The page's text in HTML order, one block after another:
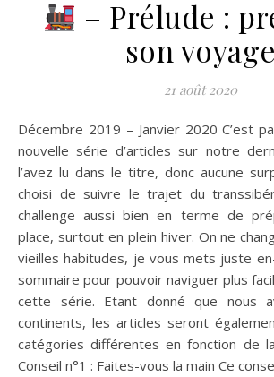
– Prélude :
son voyage
21 août 2020
Décembre 2019 – Janvier 2020 C’est parti ! J’attaque une
nouvelle série d’articles sur notre
l’avez lu dans le titre, donc aucune
choisi de suivre le trajet du
challenge aussi bien en terme de
place, surtout en plein hiver. On ne
vieilles habitudes, je vous mets juste
sommaire pour pouvoir naviguer plus
cette série. Etant donné que nous
continents, les articles seront
catégories différentes en fonction de
Conseil n°1 : Faites-vous la main Ce